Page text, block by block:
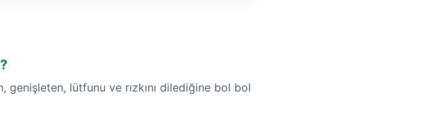
genişleten, lütfunu ve rızkını dilediğine bol bol